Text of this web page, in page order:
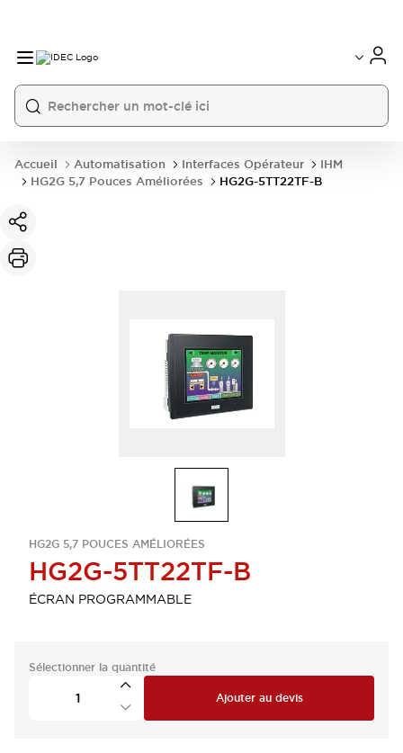
Accueil Automatisation Interfaces Opérateur
IHM
HG2G 5,7 Pouces Améliorées
HG2G-5TT22TF-B
HG2G 5,7 POUCES AMÉLIORÉES
HG2G-5TT22TF-B
ÉCRAN PROGRAMMABLE
Sélectionner la quantité
Ajouter au devis